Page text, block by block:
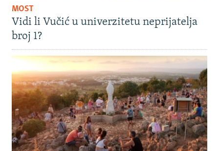
MOST
Vidi li Vučić u univerzitetu neprijatelja
broj 1?